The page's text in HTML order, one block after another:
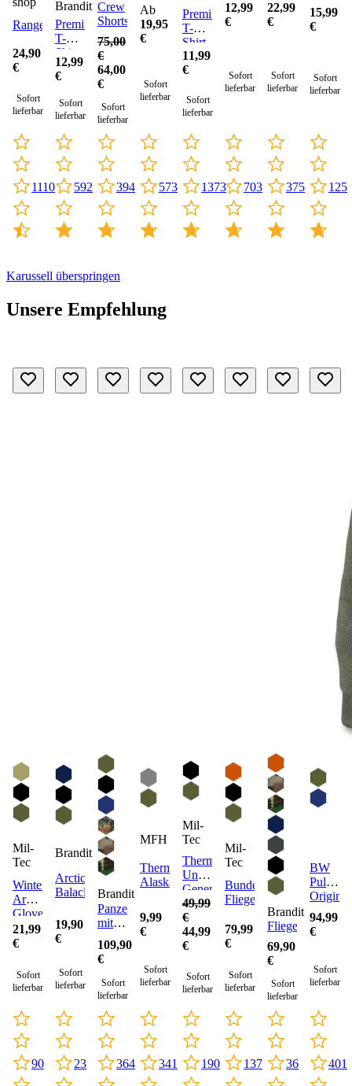
Rangerhose
24,90
€
Sofort
lieferbar
1110
Brandit
Premium
T-
Shirt
Cotton
12,99
€
Sofort
lieferbar
592
Crew
Shorts
75,00
€
64,00
€
Sofort
lieferbar
394
TL
Ab
19,95
€
Sofort
lieferbar
573
Premium
T-
Shirt
11,99
€
Sofort
lieferbar
1373
12,99
€
Sofort
lieferbar
703
22,99
€
Sofort
lieferbar
375
15,99
€
Sofort
lieferbar
125
Karussell überspringen
Unsere Empfehlung
Mil-
Tec
Winterhandschuhe
Army
Gloves
21,99
€
Sofort
lieferbar
90
Brandit
Arctic
Balaclava
19,90
€
Sofort
lieferbar
23
Brandit
Panzerkombi
mit
Futter
109,90
€
Sofort
lieferbar
364
MFH
Thermosocke
Alaska
9,99
€
Sofort
lieferbar
341
Mil-
Tec
Thermofleece
Unterwäsche
Generation
III
49,99
€
44,99
€
Sofort
lieferbar
190
Mil-
Tec
Bundeswehr
Fliegerkombi
79,99
€
Sofort
lieferbar
137
Brandit
Fliegeroverall
69,90
€
Sofort
lieferbar
36
BW
Pullover
Original
nach
TL
94,99
€
Sofort
lieferbar
401